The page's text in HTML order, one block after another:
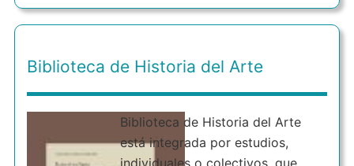
Biblioteca de Historia del Arte
Biblioteca de Historia del Arte
está integrada por estudios,
individuales o colectivos, que